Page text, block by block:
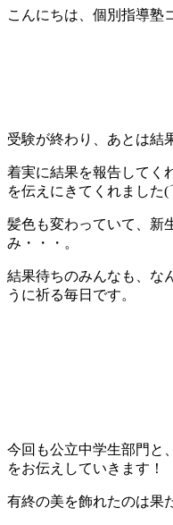
こんにちは、個別指導
受験が終わり、あとは結
着実に結果を報告してく
を伝えにきてくれまし
髪色も変わっていて、新
み・・・。
結果待ちのみんなも、な
うに祈る毎日です。
今回も公立中学生部門と
をお伝えしていきます！
有終の美を飾れたのは果